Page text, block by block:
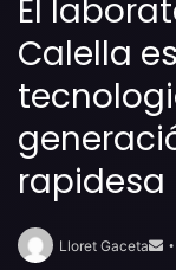
El
Calella
rapidesa
Lloret Gaceta